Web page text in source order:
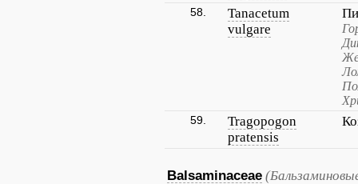
58.
Tanacetum
vulgare
59.
Tragopogon
pratensis
Balsaminaceae